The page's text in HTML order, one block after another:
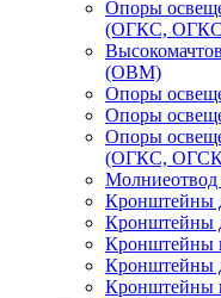
Опоры
(ОГКС,
(ОВМ)
Опоры
Опоры
Опоры
(ОГКС,
Кронштейны
Кронштейны
Кронштейны
Кронштейны
Кронштейны